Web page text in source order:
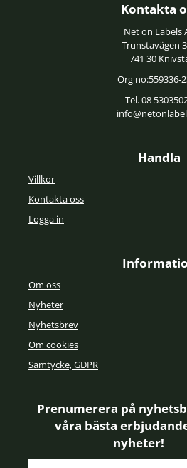
Kontakta
Net on Labels
Trunstavägen
741 30
Org no:559336-
Tel. 08
Handla
Villkor
Kontakta oss
Logga in
Om oss
Nyheter
Nyhetsbrev
Om cookies
Samtycke, GDPR
Prenumerera på
våra bästa
nyheter!